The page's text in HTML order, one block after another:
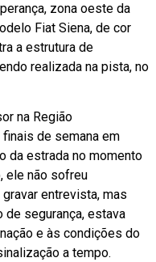
zona oeste da
Fiat Siena, de cor
a estrutura de
realizada na pista, no
na Região
de semana em
da estrada no momento
ele não sofreu
entrevista, mas
segurança, estava
e às condições do
a tempo.